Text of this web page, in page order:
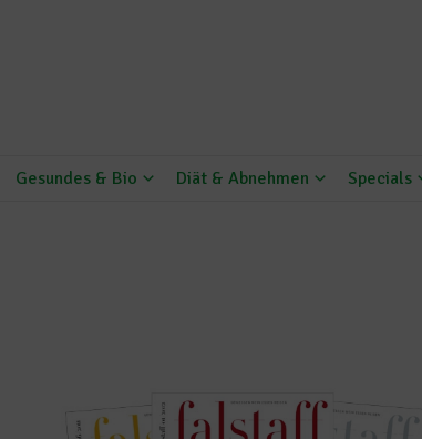
Gesundes & Bio Diät & Abnehmen Specials